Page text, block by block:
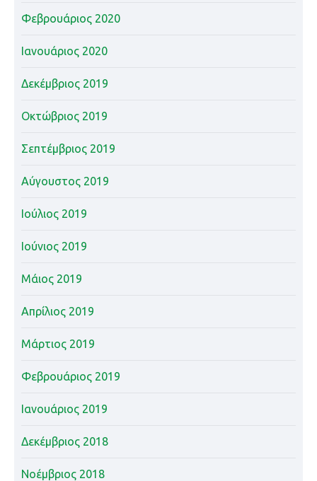
Φεβρουάριος 2020
Ιανουάριος 2020
Δεκέμβριος 2019
Οκτώβριος 2019
Σεπτέμβριος 2019
Αύγουστος 2019
Ιούλιος 2019
Ιούνιος 2019
Μάιος 2019
Απρίλιος 2019
Μάρτιος 2019
Φεβρουάριος 2019
Ιανουάριος 2019
Δεκέμβριος 2018
Νοέμβριος 2018